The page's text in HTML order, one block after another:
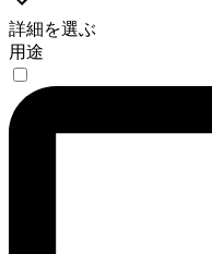
詳細を選ぶ
用途